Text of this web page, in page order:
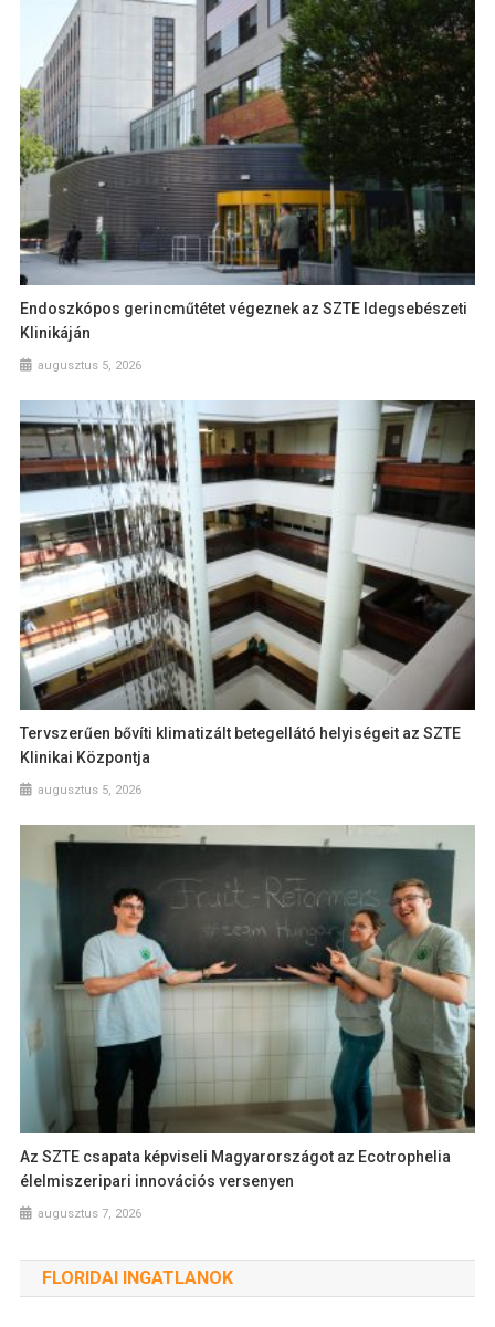
Endoszkópos gerincműtétet végeznek az SZTE Idegsebészeti
Klinikáján
augusztus 5, 2026
Tervszerűen bővíti klimatizált betegellátó helyiségeit az SZTE
Klinikai Központja
augusztus 5, 2026
Az SZTE csapata képviseli Magyarországot az Ecotrophelia
élelmiszeripari innovációs versenyen
augusztus 7, 2026
FLORIDAI INGATLANOK